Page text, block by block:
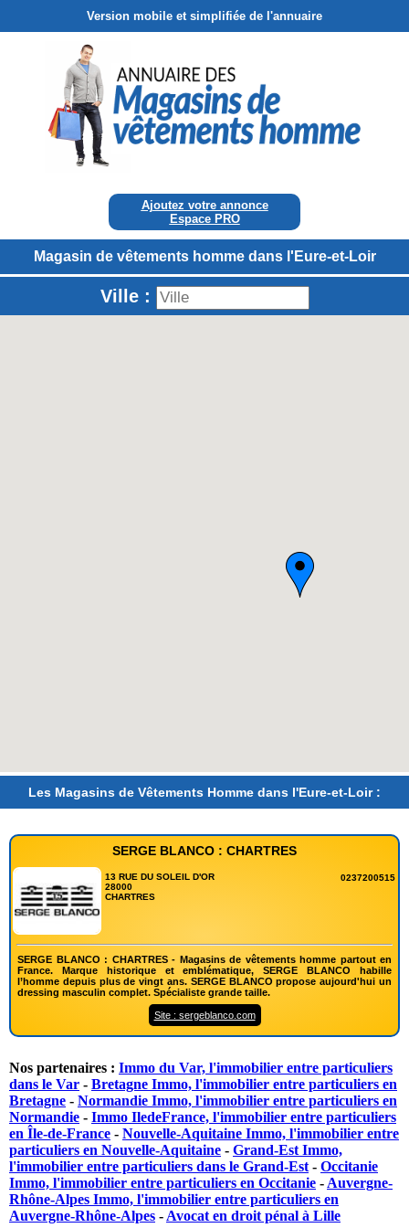
Version mobile et simplifiée de l'annuaire
Ajoutez votre annonce
Espace PRO
Magasin de vêtements homme dans l'Eure-et-Loir
Ville :
Les Magasins de Vêtements Homme dans l'Eure-et-Loir :
SERGE BLANCO : CHARTRES
13 RUE DU SOLEIL D'OR
28000
CHARTRES
0237200515
SERGE BLANCO : CHARTRES - Magasins de vêtements homme partout en
France. Marque historique et emblématique, SERGE BLANCO habille
l’homme depuis plus de vingt ans. SERGE BLANCO propose aujourd'hui un
dressing masculin complet. Spécialiste grande taille.
Site : sergeblanco.com
Nos partenaires : Immo du Var, l'immobilier entre particuliers
dans le Var - Bretagne Immo, l'immobilier entre particuliers en
Bretagne - Normandie Immo, l'immobilier entre particuliers en
Normandie - Immo IledeFrance, l'immobilier entre particuliers
en Île-de-France - Nouvelle-Aquitaine Immo, l'immobilier entre
particuliers en Nouvelle-Aquitaine - Grand-Est Immo,
l'immobilier entre particuliers dans le Grand-Est - Occitanie
Immo, l'immobilier entre particuliers en Occitanie - Auvergne-
Rhône-Alpes Immo, l'immobilier entre particuliers en
Auvergne-Rhône-Alpes - Avocat en droit pénal à Lille